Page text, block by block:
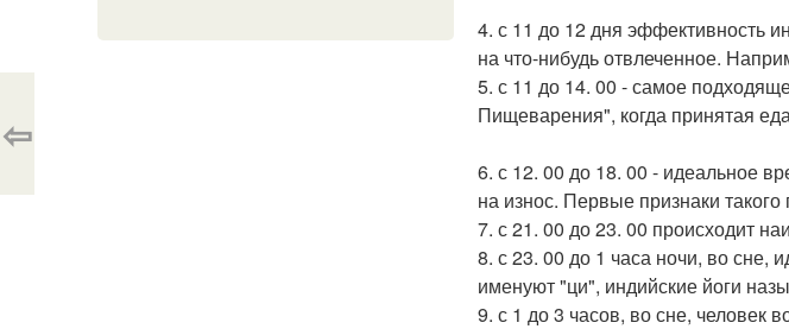
4. с 11 до 12 дня эффективность
на что-нибудь отвлеченное.
5. с 11 до 14. 00 - самое
Пищеварения", когда принятая
6. с 12. 00 до 18. 00 - идеальное
на износ. Первые признаки
7. с 21. 00 до 23. 00 происходит
8. с 23. 00 до 1 часа ночи, во сне,
именуют "ци", индийские йоги
9. с 1 до 3 часов, во сне, человек
⇦